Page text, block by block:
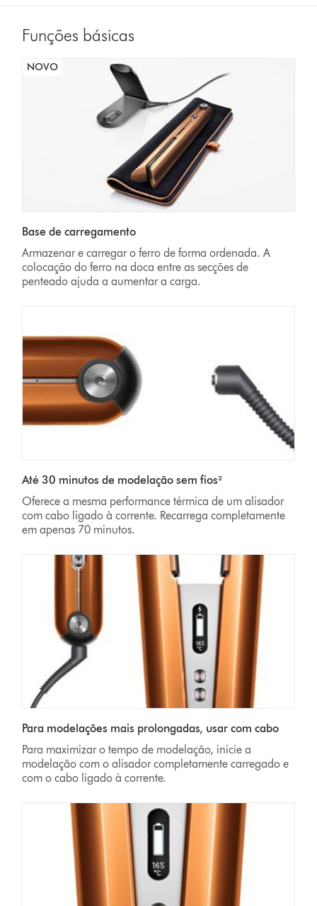
Funções básicas
NOVO
Base de carregamento
Armazenar e carregar o ferro de forma ordenada. A
colocação do ferro na doca entre as secções de
penteado ajuda a aumentar a carga.
Até 30 minutos de modelação sem fios²
Oferece a mesma performance térmica de um alisador
com cabo ligado à corrente. Recarrega completamente
em apenas 70 minutos.
Para modelações mais prolongadas, usar com cabo
Para maximizar o tempo de modelação, inicie a
modelação com o alisador completamente carregado e
com o cabo ligado à corrente.